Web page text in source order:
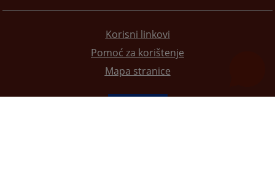
Korisni linkovi
Pomoć za korištenje
Mapa stranice